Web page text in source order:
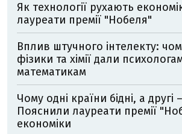
Як технології рухають
лауреати премії "Нобеля"
Вплив штучного інтелекту:
фізики та хімії дали
математикам
Чому одні країни бідні, а другі –
Пояснили лауреати премії
економіки